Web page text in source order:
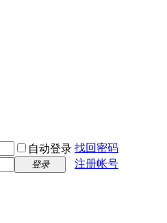
自动登录 找回密码
登录 注册帐号